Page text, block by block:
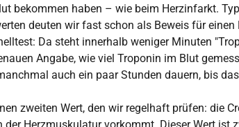
bekommen haben – wie beim Herzinfarkt.
deuten wir fast schon als Beweis für
Da steht innerhalb weniger Minuten
Angabe, wie viel Troponin im Blut
auch ein paar Stunden dauern, bis
zweiten Wert, den wir regelhaft prüfen: die